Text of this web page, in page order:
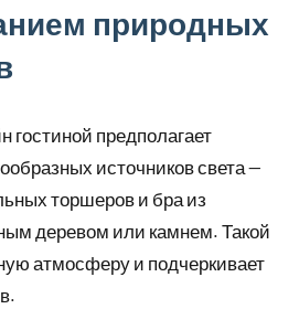
природных
предполагает
источников света —
торшеров и бра из
деревом или камнем. Такой
атмосферу и подчеркивает